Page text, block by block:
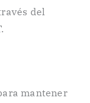
del
mantener